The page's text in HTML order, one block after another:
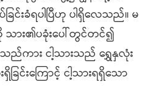
ြင်းခံရပါပြီဟု ပါရှိလေသည်။ မ
ား၏ပခုံးပေါ်တွင်တင်၍
သည်ကား ငါ့သားသည် ရွှေနှလုံး
င်းကြောင့် ငါ့သားရရှိသော